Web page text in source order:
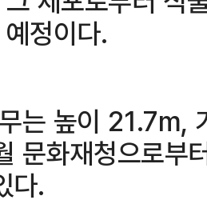
정이다.
는 높이 21.7m,
문화재청으로부
다.